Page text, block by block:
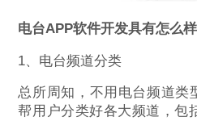
电台APP软件开发具有怎么
1、电台频道分类
总所周知，不用电台频道类
帮用户分类好各大频道，包